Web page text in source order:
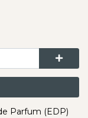
Parfum (EDP)